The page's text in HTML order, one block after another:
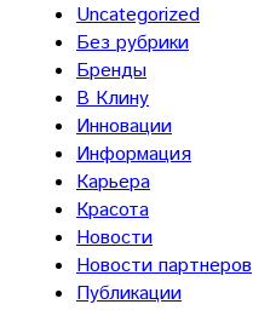
Uncategorized
Без рубрики
Бренды
В Клину
Инновации
Информация
Карьера
Красота
Новости
Новости партнеров
Публикации